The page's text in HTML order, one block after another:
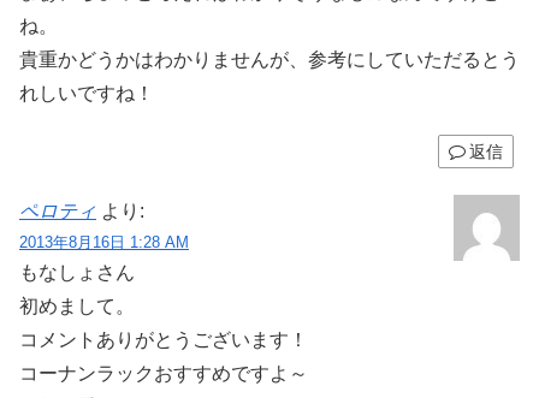
ね。
貴重かどうかはわかりませんが、参考にしていただるとう
れしいですね！
返信
ペロティ より:
2013年8月16日 1:28 AM
もなしょさん
初めまして。
コメントありがとうございます！
コーナンラックおすすめですよ～